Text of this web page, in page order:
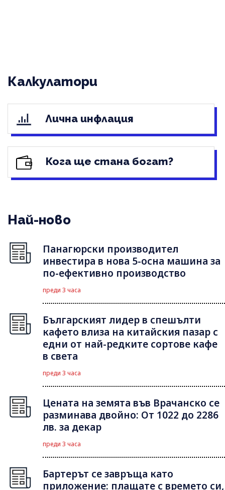
Калкулатори
Лична инфлация
Кога ще стана богат?
Най-ново
Панагюрски производител
инвестира в нова 5-осна машина за
по-ефективно производство
преди 3 часа
Българският лидер в спешълти
кафето влиза на китайския пазар с
едни от най-редките сортове кафе
в света
преди 3 часа
Цената на земята във Врачанско се
разминава двойно: От 1022 до 2286
лв. за декар
преди 3 часа
Бартерът се завръща като
приложение: плащате с времето си,